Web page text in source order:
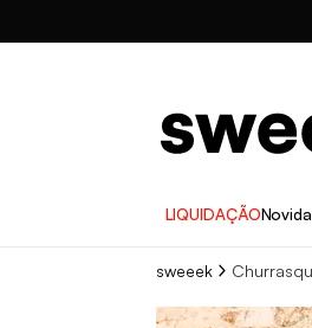
LIQUIDAÇÃO
sweeek